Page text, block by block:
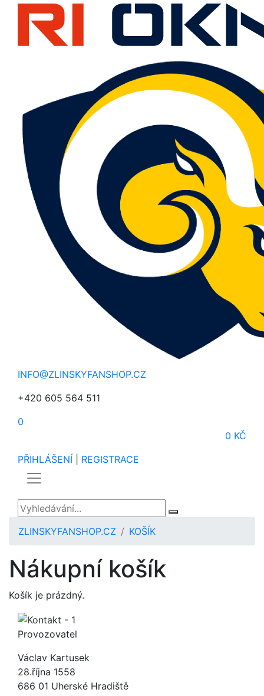
INFO@ZLINSKYFANSHOP.CZ
+420 605 564 511
0
0 KČ
PŘIHLÁŠENÍ
REGISTRACE
ZLINSKYFANSHOP.CZ KOŠÍK
Nákupní košík
Košík je prázdný.
Provozovatel
Václav Kartusek
28.října 1558
686 01 Uherské Hradiště